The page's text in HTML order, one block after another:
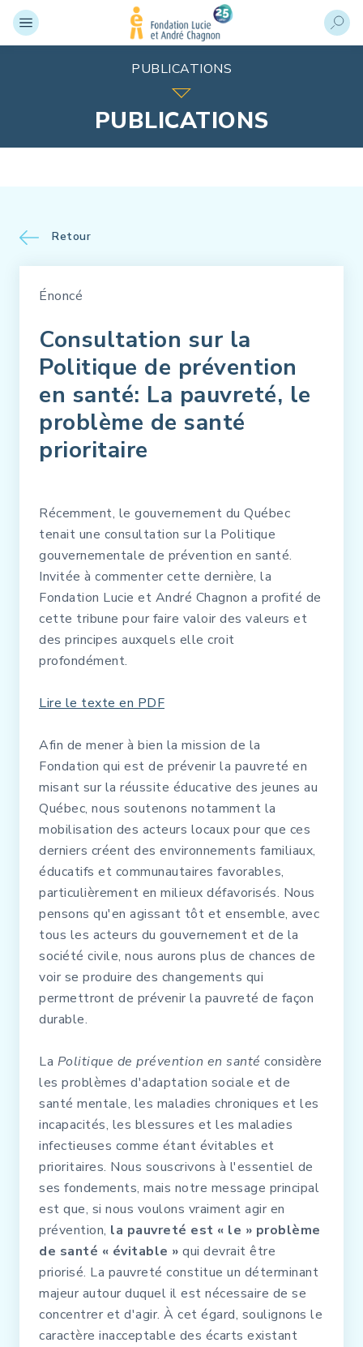
PUBLICATIONS
PUBLICATIONS
Retour
Énoncé
Consultation sur la
Politique de prévention
en santé: La pauvreté, le
problème de santé
prioritaire
Récemment, le gouvernement du Québec
tenait une consultation sur la Politique
gouvernementale de prévention en santé.
Invitée à commenter cette dernière, la
Fondation Lucie et André Chagnon a profité de
cette tribune pour faire valoir des valeurs et
des principes auxquels elle croit
profondément.
Lire le texte en PDF
Afin de mener à bien la mission de la
Fondation qui est de prévenir la pauvreté en
misant sur la réussite éducative des jeunes au
Québec, nous soutenons notamment la
mobilisation des acteurs locaux pour que ces
derniers créent des environnements familiaux,
éducatifs et communautaires favorables,
particulièrement en milieux défavorisés. Nous
pensons qu'en agissant tôt et ensemble, avec
tous les acteurs du gouvernement et de la
société civile, nous aurons plus de chances de
voir se produire des changements qui
permettront de prévenir la pauvreté de façon
durable.
La Politique de prévention en santé considère
les problèmes d'adaptation sociale et de
santé mentale, les maladies chroniques et les
incapacités, les blessures et les maladies
infectieuses comme étant évitables et
prioritaires. Nous souscrivons à l'essentiel de
ses fondements, mais notre message principal
est que, si nous voulons vraiment agir en
prévention, la pauvreté est « le » problème
de santé « évitable » qui devrait être
priorisé. La pauvreté constitue un déterminant
majeur autour duquel il est nécessaire de se
concentrer et d'agir. À cet égard, soulignons le
caractère inacceptable des écarts existant